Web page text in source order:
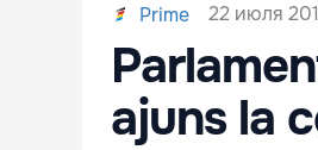
Prime 22 июля
ajuns la